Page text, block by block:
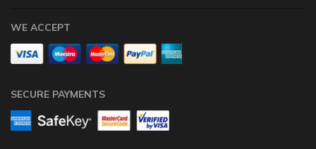
WE ACCEPT
SECURE PAYMENTS